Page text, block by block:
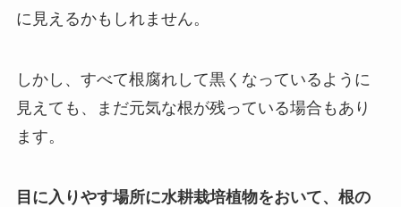
に見えるかもしれません。
しかし、すべて根腐れして黒くなっているように
見えても、まだ元気な根が残っている場合もあり
ます。
目に入りやす場所に水耕栽培植物をおいて、根の